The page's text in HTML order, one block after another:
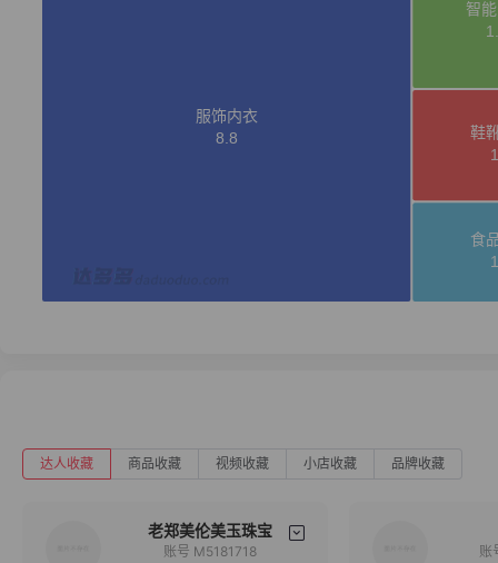
达人收藏 商品收藏 视频收藏 小店收藏 品牌收藏
老郑美伦美玉珠宝
账号 M5181718